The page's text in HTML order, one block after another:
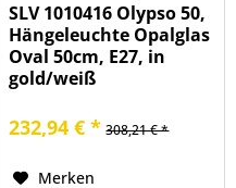
SLV 1010416 Olypso 50,
Hängeleuchte Opalglas
Oval 50cm, E27, in
gold/weiß
232,94 € * 308,21 € *
Merken